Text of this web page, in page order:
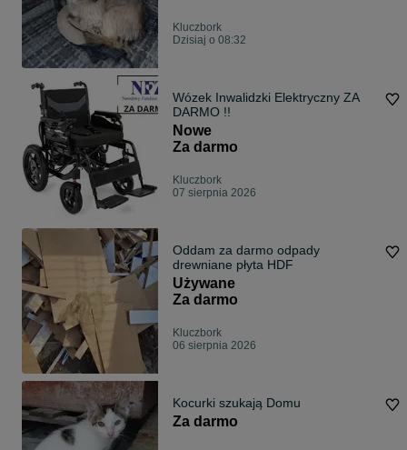
Kluczbork
Dzisiaj o 08:32
Wózek Inwalidzki Elektryczny ZA
DARMO !!
Nowe
Za darmo
Kluczbork
07 sierpnia 2026
Oddam za darmo odpady
drewniane płyta HDF
Używane
Za darmo
Kluczbork
06 sierpnia 2026
Kocurki szukają Domu
Za darmo